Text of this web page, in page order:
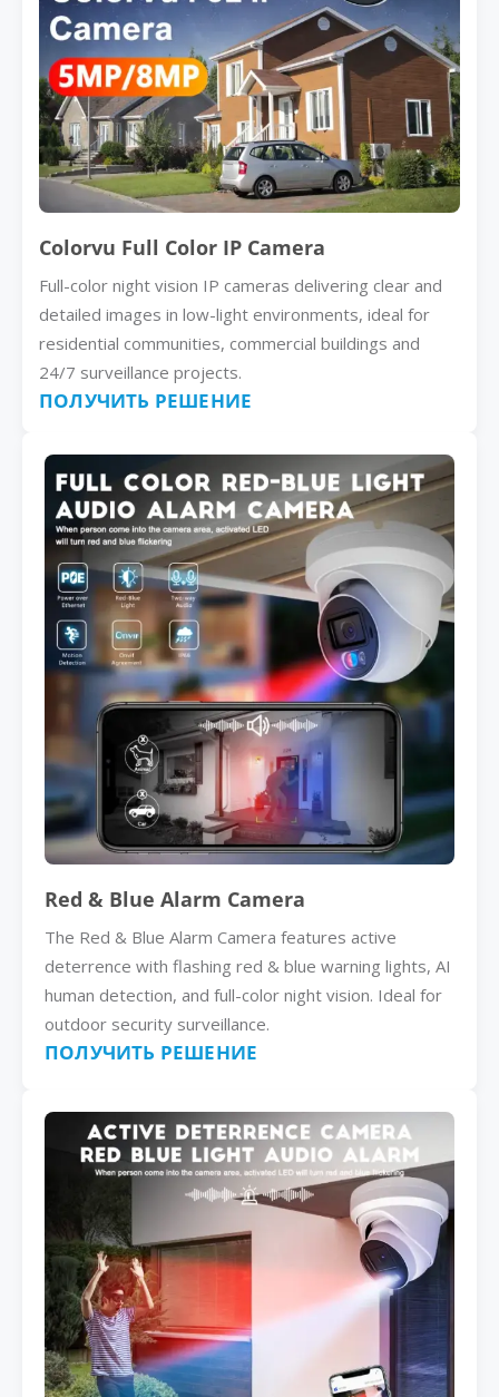
Colorvu Full Color IP Camera
Full-color night vision IP cameras delivering clear and
detailed images in low-light environments, ideal for
residential communities, commercial buildings and
24/7 surveillance projects.
ПОЛУЧИТЬ РЕШЕНИЕ
Red & Blue Alarm Camera
The Red & Blue Alarm Camera features active
deterrence with flashing red & blue warning lights, AI
human detection, and full-color night vision. Ideal for
outdoor security surveillance.
ПОЛУЧИТЬ РЕШЕНИЕ